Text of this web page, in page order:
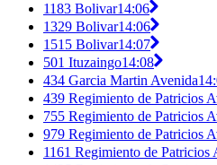
1183 Bolivar14:06
1329 Bolivar14:06
1515 Bolivar14:07
501 Ituzaingo14:08
434 Garcia Martin Avenida
439 Regimiento de Patricios
755 Regimiento de Patricios
979 Regimiento de Patricios
1161 Regimiento de Patricios